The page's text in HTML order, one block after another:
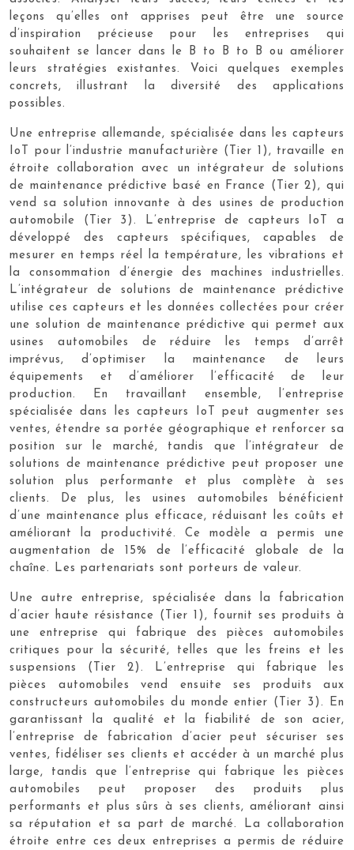
leçons qu’elles ont apprises peut être une source
d’inspiration précieuse pour les entreprises qui
souhaitent se lancer dans le B to B to B ou améliorer
leurs stratégies existantes. Voici quelques exemples
concrets, illustrant la diversité des applications
possibles.
Une entreprise allemande, spécialisée dans les capteurs
IoT pour l’industrie manufacturière (Tier 1), travaille en
étroite collaboration avec un intégrateur de solutions
de maintenance prédictive basé en France (Tier 2), qui
vend sa solution innovante à des usines de production
automobile (Tier 3). L’entreprise de capteurs IoT a
développé des capteurs spécifiques, capables de
mesurer en temps réel la température, les vibrations et
la consommation d’énergie des machines industrielles.
L’intégrateur de solutions de maintenance prédictive
utilise ces capteurs et les données collectées pour créer
une solution de maintenance prédictive qui permet aux
usines automobiles de réduire les temps d’arrêt
imprévus, d’optimiser la maintenance de leurs
équipements et d’améliorer l’efficacité de leur
production. En travaillant ensemble, l’entreprise
spécialisée dans les capteurs IoT peut augmenter ses
ventes, étendre sa portée géographique et renforcer sa
position sur le marché, tandis que l’intégrateur de
solutions de maintenance prédictive peut proposer une
solution plus performante et plus complète à ses
clients. De plus, les usines automobiles bénéficient
d’une maintenance plus efficace, réduisant les coûts et
améliorant la productivité. Ce modèle a permis une
augmentation de 15% de l’efficacité globale de la
chaîne. Les partenariats sont porteurs de valeur.
Une autre entreprise, spécialisée dans la fabrication
d’acier haute résistance (Tier 1), fournit ses produits à
une entreprise qui fabrique des pièces automobiles
critiques pour la sécurité, telles que les freins et les
suspensions (Tier 2). L’entreprise qui fabrique les
pièces automobiles vend ensuite ses produits aux
constructeurs automobiles du monde entier (Tier 3). En
garantissant la qualité et la fiabilité de son acier,
l’entreprise de fabrication d’acier peut sécuriser ses
ventes, fidéliser ses clients et accéder à un marché plus
large, tandis que l’entreprise qui fabrique les pièces
automobiles peut proposer des produits plus
performants et plus sûrs à ses clients, améliorant ainsi
sa réputation et sa part de marché. La collaboration
étroite entre ces deux entreprises a permis de réduire